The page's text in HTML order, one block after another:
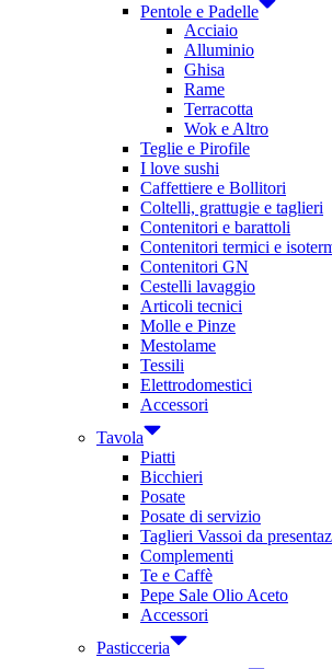
Pentole e Padelle
Acciaio
Alluminio
Ghisa
Rame
Terracotta
Wok e Altro
Teglie e Pirofile
I love sushi
Caffettiere e Bollitori
Coltelli, grattugie e taglieri
Contenitori e barattoli
Contenitori termici e
Contenitori GN
Cestelli lavaggio
Articoli tecnici
Molle e Pinze
Mestolame
Tessili
Elettrodomestici
Accessori
Tavola
Piatti
Bicchieri
Posate
Posate di servizio
Taglieri Vassoi da
Complementi
Te e Caffè
Pepe Sale Olio Aceto
Accessori
Pasticceria